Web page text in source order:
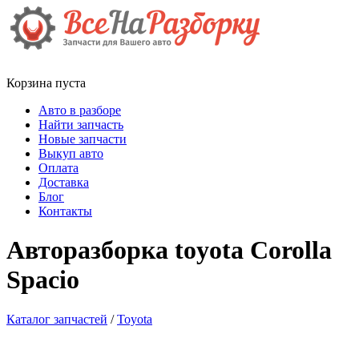
Корзина пуста
Авто в разборе
Найти запчасть
Новые запчасти
Выкуп авто
Оплата
Доставка
Блог
Контакты
Авторазборка toyota Corolla
Spacio
Каталог запчастей /Toyota